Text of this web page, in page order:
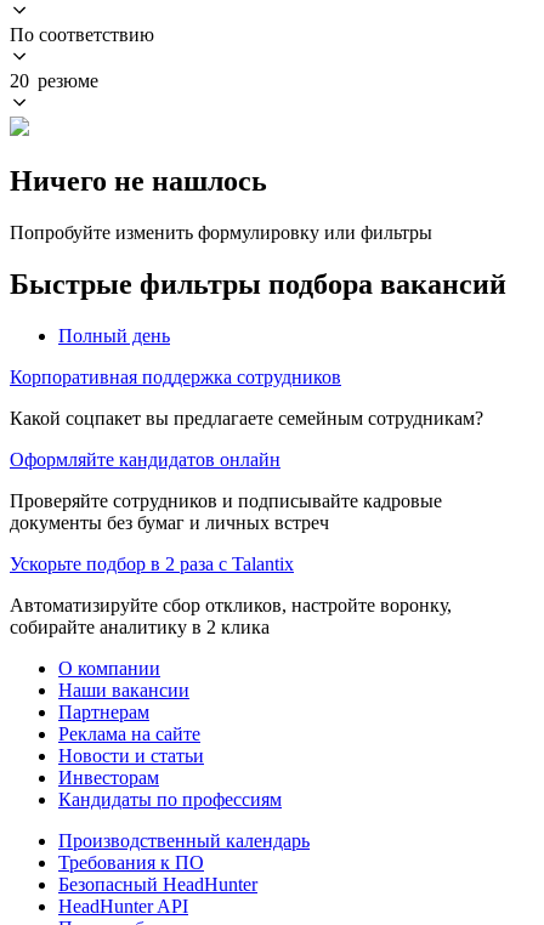
По соответствию
20 резюме
Ничего не нашлось
Попробуйте изменить формулировку или фильтры
Быстрые фильтры подбора вакансий
Полный день
Корпоративная поддержка сотрудников
Какой соцпакет вы предлагаете семейным сотрудникам?
Оформляйте кандидатов онлайн
Проверяйте сотрудников и подписывайте кадровые
документы без бумаг и личных встреч
Ускорьте подбор в 2 раза с Talantix
Автоматизируйте сбор откликов, настройте воронку,
собирайте аналитику в 2 клика
О компании
Наши вакансии
Партнерам
Реклама на сайте
Новости и статьи
Инвесторам
Кандидаты по профессиям
Производственный календарь
Требования к ПО
Безопасный HeadHunter
HeadHunter API